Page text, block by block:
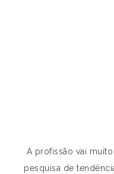
A profissão vai
pesquisa de